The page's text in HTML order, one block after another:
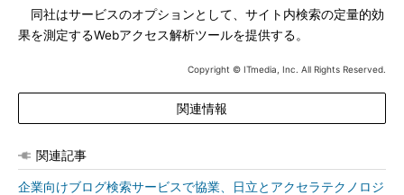
同社はサービスのオプションとして、サイト内検索の定量的効
果を測定するWebアクセス解析ツールを提供する。
Copyright © ITmedia, Inc. All Rights Reserved.
関連情報
関連記事
企業向けブログ検索サービスで協業、日立とアクセラテクノロジ